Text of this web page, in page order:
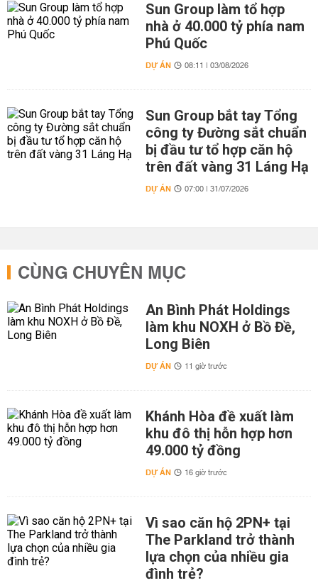
Sun Group làm tổ hợp
nhà ở 40.000 tỷ phía nam
Phú Quốc
DỰ ÁN 08:11 | 03/08/2026
Sun Group bắt tay Tổng
công ty Đường sắt chuẩn
bị đầu tư tổ hợp căn hộ
trên đất vàng 31 Láng Hạ
DỰ ÁN 07:00 | 31/07/2026
CÙNG CHUYÊN MỤC
An Bình Phát Holdings
làm khu NOXH ở Bồ Đề,
Long Biên
DỰ ÁN 11 giờ trước
Khánh Hòa đề xuất làm
khu đô thị hỗn hợp hơn
49.000 tỷ đồng
DỰ ÁN 16 giờ trước
Vì sao căn hộ 2PN+ tại
The Parkland trở thành
lựa chọn của nhiều gia
đình trẻ?